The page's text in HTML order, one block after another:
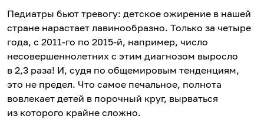
Педиатры бьют тревогу: детское ожирение в нашей
стране нарастает лавинообразно. Только за четыре
года, с 2011-го по 2015-й, например, число
несовершеннолетних с этим диагнозом выросло
в 2,3 раза! И, судя по общемировым тенденциям,
это не предел. Что самое печальное, полнота
вовлекает детей в порочный круг, вырваться
из которого крайне сложно.